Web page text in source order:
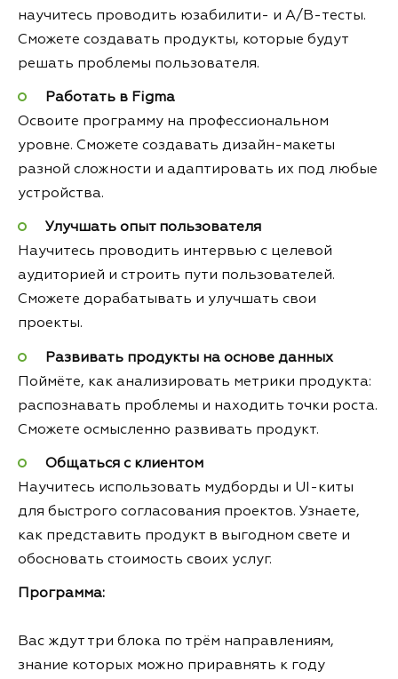
научитесь проводить юзабилити- и A/B-тесты.
Сможете создавать продукты, которые будут
решать проблемы пользователя.
Работать в Figma
Освоите программу на профессиональном
уровне. Сможете создавать дизайн-макеты
разной сложности и адаптировать их под любые
устройства.
Улучшать опыт пользователя
Научитесь проводить интервью с целевой
аудиторией и строить пути пользователей.
Сможете дорабатывать и улучшать свои
проекты.
Развивать продукты на основе данных
Поймёте, как анализировать метрики продукта:
распознавать проблемы и находить точки роста.
Сможете осмысленно развивать продукт.
Общаться с клиентом
Научитесь использовать мудборды и UI-киты
для быстрого согласования проектов. Узнаете,
как представить продукт в выгодном свете и
обосновать стоимость своих услуг.
Программа:
Вас ждут три блока по трём направлениям,
знание которых можно приравнять к году